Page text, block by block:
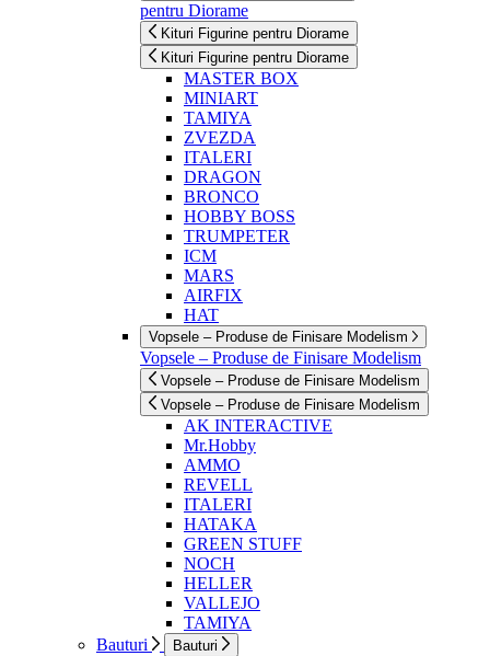
pentru Diorame
Kituri Figurine pentru Diorame
Kituri Figurine pentru Diorame
MASTER BOX
MINIART
TAMIYA
ZVEZDA
ITALERI
DRAGON
BRONCO
HOBBY BOSS
TRUMPETER
ICM
MARS
AIRFIX
HAT
Vopsele – Produse de Finisare Modelism
Vopsele – Produse de Finisare Modelism
Vopsele – Produse de Finisare Modelism
Vopsele – Produse de Finisare Modelism
AK INTERACTIVE
Mr.Hobby
AMMO
REVELL
ITALERI
HATAKA
GREEN STUFF
NOCH
HELLER
VALLEJO
TAMIYA
Bauturi
Bauturi